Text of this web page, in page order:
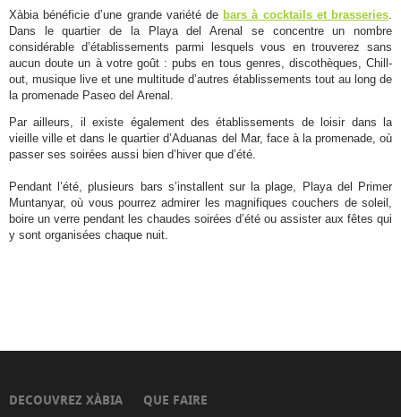
Xàbia bénéficie d’une grande variété de bars à cocktails et brasseries
Dans le quartier de la Playa del Arenal se concentre un nombre
considérable d’établissements parmi lesquels vous en trouverez sans
aucun doute un à votre goût : pubs en tous genres, discothèques, Chill-
out, musique live et une multitude d’autres établissements tout au long de
la promenade Paseo del Arenal.
Par ailleurs, il existe également des établissements de loisir dans la
vieille ville et dans le quartier d’Aduanas del Mar, face à la promenade, où
passer ses soirées aussi bien d’hiver que d’été.
Pendant l’été, plusieurs bars s’installent sur la plage, Playa del Primer
Muntanyar, où vous pourrez admirer les magnifiques couchers de soleil,
boire un verre pendant les chaudes soirées d’été ou assister aux fêtes qui
y sont organisées chaque nuit.
DECOUVREZ XÀBIA QUE FAIRE